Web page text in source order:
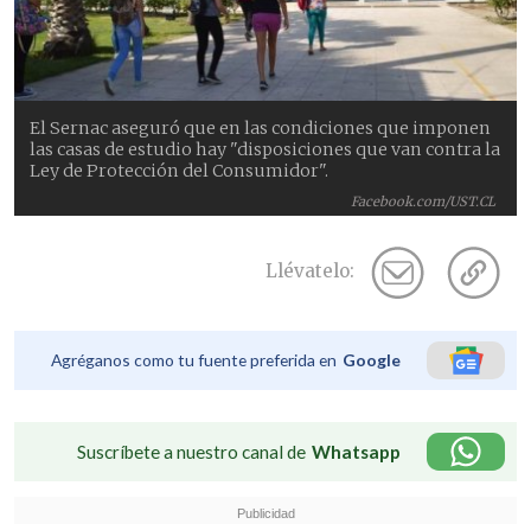
Facebook.com/UST.CL
El Sernac aseguró que en las condiciones que imponen
las casas de estudio hay "disposiciones que van contra la
Ley de Protección del Consumidor".
Llévatelo:
Agréganos como tu fuente preferida en Google
Suscríbete a nuestro canal de Whatsapp